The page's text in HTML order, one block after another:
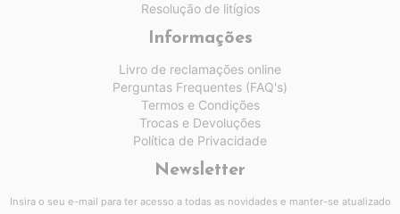
Resolução de litígios
Informações
Livro de reclamações online
Perguntas Frequentes (FAQ's)
Termos e Condições
Trocas e Devoluções
Política de Privacidade
Newsletter
Insira o seu e-mail para ter acesso a todas as novidades e manter-se atualizado